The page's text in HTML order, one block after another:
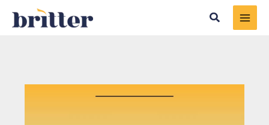
Search